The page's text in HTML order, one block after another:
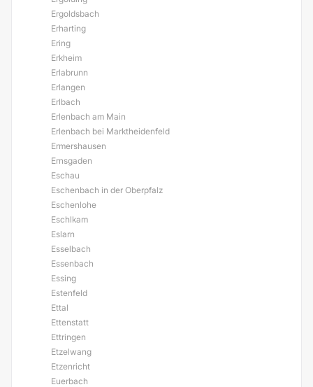
Ergoldsbach
Erharting
Ering
Erkheim
Erlabrunn
Erlangen
Erlbach
Erlenbach am Main
Erlenbach bei Marktheidenfeld
Ermershausen
Ernsgaden
Eschau
Eschenbach in der Oberpfalz
Eschenlohe
Eschlkam
Eslarn
Esselbach
Essenbach
Essing
Estenfeld
Ettal
Ettenstatt
Ettringen
Etzelwang
Etzenricht
Euerbach